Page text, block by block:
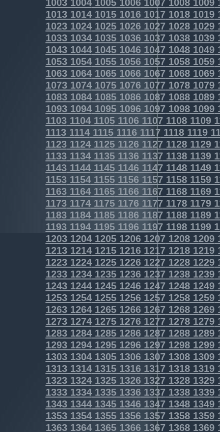
1013101410151016101710181019
1023102410251026102710281029
1033103410351036103710381039
1043104410451046104710481049
1053105410551056105710581059
1063106410651066106710681069
1073107410751076107710781079
1083108410851086108710881089
1093109410951096109710981099
1103110411051106110711081109
1113111411151116111711181119
1123112411251126112711281129
1133113411351136113711381139
1143114411451146114711481149
1153115411551156115711581159
1163116411651166116711681169
1173117411751176117711781179
1183118411851186118711881189
1193119411951196119711981199
1203120412051206120712081209
1213121412151216121712181219
1223122412251226122712281229
1233123412351236123712381239
1243124412451246124712481249
1253125412551256125712581259
1263126412651266126712681269
1273127412751276127712781279
1283128412851286128712881289
1293129412951296129712981299
1303130413051306130713081309
1313131413151316131713181319
1323132413251326132713281329
1333133413351336133713381339
1343134413451346134713481349
1353135413551356135713581359
1363136413651366136713681369